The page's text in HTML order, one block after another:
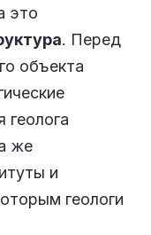
это
. Перед
объекта
геолога
же
и
геологи